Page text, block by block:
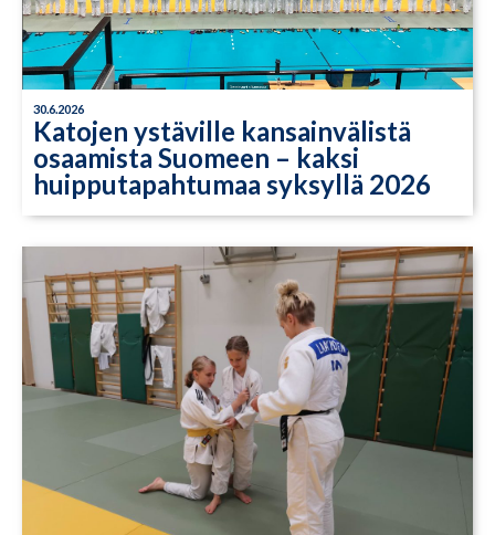
30.6.2026
Katojen ystäville kansainvälistä
osaamista Suomeen – kaksi
huipputapahtumaa syksyllä 2026